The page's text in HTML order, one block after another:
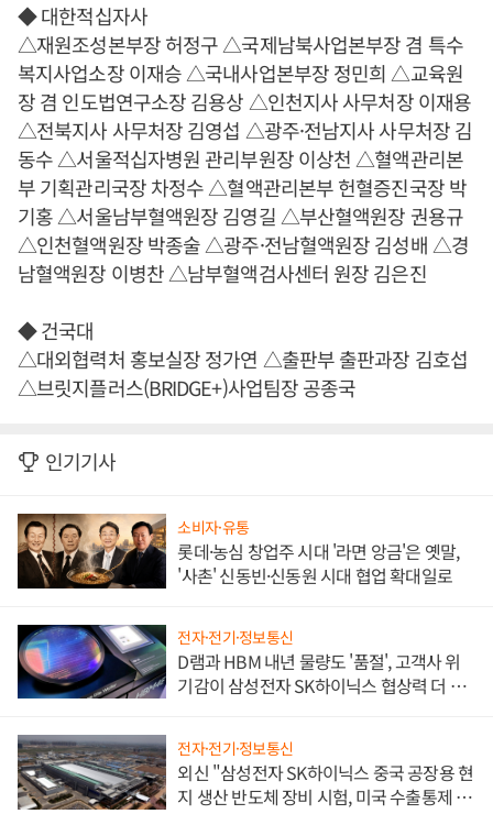
◆ 대한적십자사
△재원조성본부장 허정구 △국제남북사업본부장 겸 특수
복지사업소장 이재승 △국내사업본부장 정민희 △교육원
장 겸 인도법연구소장 김용상 △인천지사 사무처장 이재용
△전북지사 사무처장 김영섭 △광주·전남지사 사무처장 김
동수 △서울적십자병원 관리부원장 이상천 △혈액관리본
부 기획관리국장 차정수 △혈액관리본부 헌혈증진국장 박
기홍 △서울남부혈액원장 김영길 △부산혈액원장 권용규
△인천혈액원장 박종술 △광주·전남혈액원장 김성배 △경
남혈액원장 이병찬 △남부혈액검사센터 원장 김은진
◆ 건국대
△대외협력처 홍보실장 정가연 △출판부 출판과장 김호섭
△브릿지플러스(BRIDGE+)사업팀장 공종국
인기기사
소비자·유통
롯데·농심 창업주 시대 '라면 앙금'은 옛말,
'사촌' 신동빈·신동원 시대 협업 확대일로
전자·전기·정보통신
D램과 HBM 내년 물량도 '품절', 고객사 위
기감이 삼성전자 SK하이닉스 협상력 더 키
전자·전기·정보통신
외신 "삼성전자 SK하이닉스 중국 공장용 현
지 생산 반도체 장비 시험, 미국 수출통제 대